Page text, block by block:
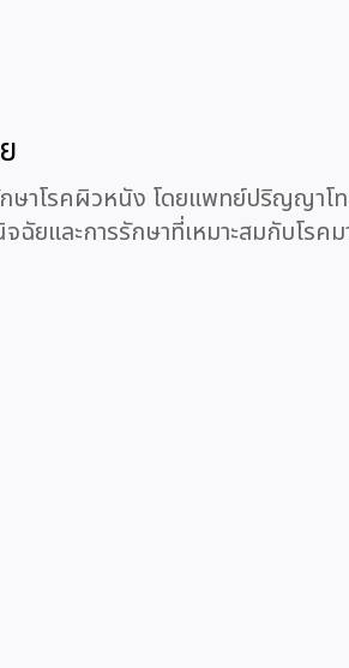
ษาโรคผิวหนัง โดยแพทย์ปริญญาโ
ฉัยและการรักษาที่เหมาะสมกับโรค